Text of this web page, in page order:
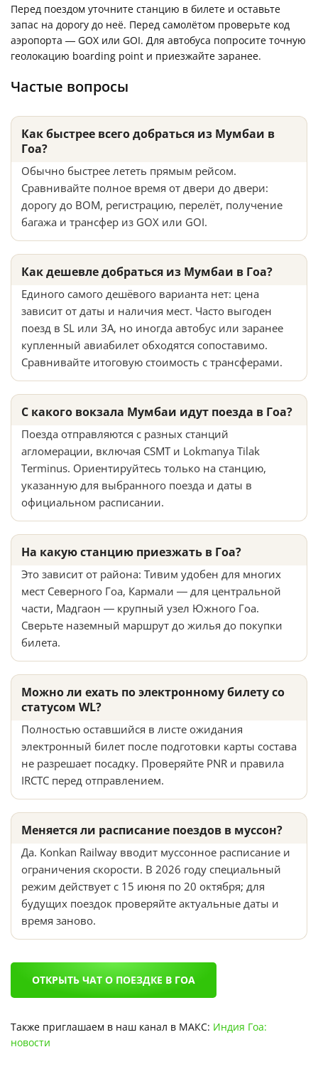
Перед поездом уточните станцию в билете и оставьте
запас на дорогу до неё. Перед самолётом проверьте код
аэропорта — GOX или GOI. Для автобуса попросите точную
геолокацию boarding point и приезжайте заранее.
Частые вопросы
Как быстрее всего добраться из Мумбаи в
Гоа?
Обычно быстрее лететь прямым рейсом.
Сравнивайте полное время от двери до двери:
дорогу до BOM, регистрацию, перелёт, получение
багажа и трансфер из GOX или GOI.
Как дешевле добраться из Мумбаи в Гоа?
Единого самого дешёвого варианта нет: цена
зависит от даты и наличия мест. Часто выгоден
поезд в SL или 3A, но иногда автобус или заранее
купленный авиабилет обходятся сопоставимо.
Сравнивайте итоговую стоимость с трансферами.
С какого вокзала Мумбаи идут поезда в Гоа?
Поезда отправляются с разных станций
агломерации, включая CSMT и Lokmanya Tilak
Terminus. Ориентируйтесь только на станцию,
указанную для выбранного поезда и даты в
официальном расписании.
На какую станцию приезжать в Гоа?
Это зависит от района: Тивим удобен для многих
мест Северного Гоа, Кармали — для центральной
части, Мадгаон — крупный узел Южного Гоа.
Сверьте наземный маршрут до жилья до покупки
билета.
Можно ли ехать по электронному билету со
статусом WL?
Полностью оставшийся в листе ожидания
электронный билет после подготовки карты состава
не разрешает посадку. Проверяйте PNR и правила
IRCTC перед отправлением.
Меняется ли расписание поездов в муссон?
Да. Konkan Railway вводит муссонное расписание и
ограничения скорости. В 2026 году специальный
режим действует с 15 июня по 20 октября; для
будущих поездок проверяйте актуальные даты и
время заново.
ОТКРЫТЬ ЧАТ О ПОЕЗДКЕ В ГОА
Также приглашаем в наш канал в МАКС: Индия Гоа:
новости